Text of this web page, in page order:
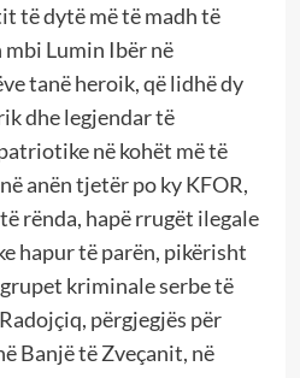
të dytë më të madh të
Lumin Ibër në
tanë heroik, që lidhë dy
dhe legjendar të
në kohët më të
anën tjetër po ky KFOR,
rënda, hapë rrugët ilegale
hapur të parën, pikërisht
kriminale serbe të
përgjegjës për
Banjë të Zveçanit, në